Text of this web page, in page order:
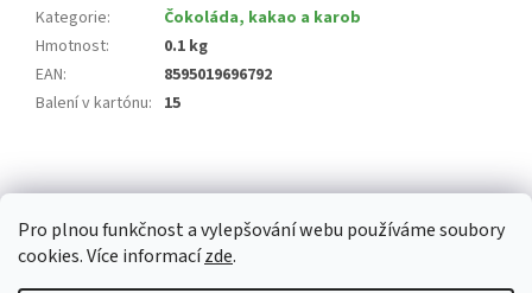
Pro plnou funkčnost a vylepšování webu používáme soubory
cookies. Více informacízde.
Kategorie:
Čokoláda, kakao a karob
Hmotnost:
0.1 kg
EAN:
8595019696792
Balení v kartónu: 15
á